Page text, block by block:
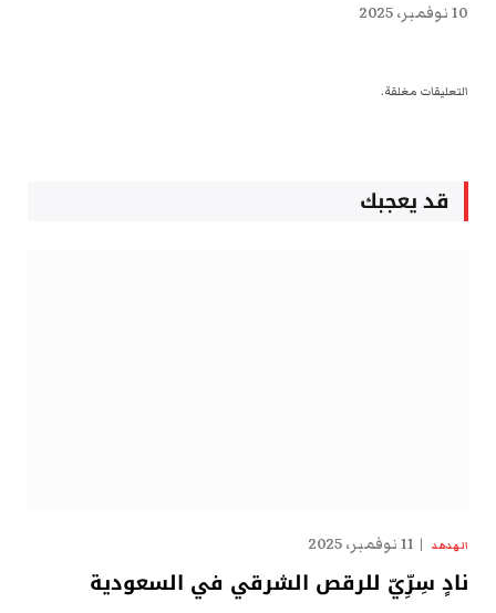
10 نوفمبر، 2025
التعليقات مغلقة.
قد يعجبك
الهدهد 11 نوفمبر، 2025
نادٍ سِرِّيّ للرقص الشرقي في السعودية